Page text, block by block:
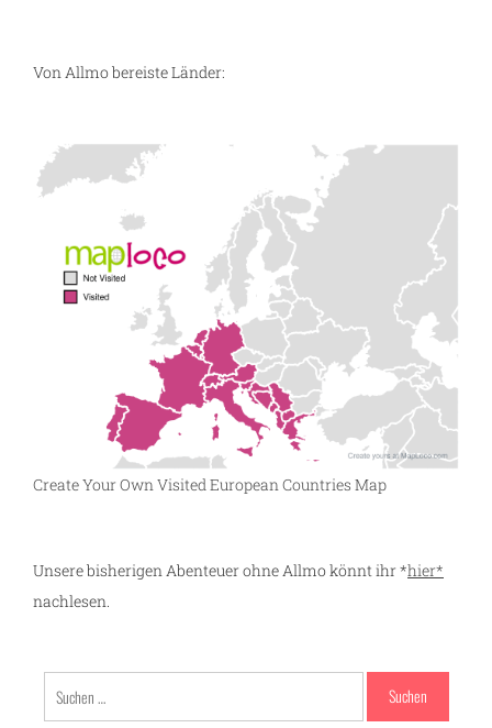
Von Allmo bereiste Länder:
Create Your Own Visited European Countries Map
Unsere bisherigen Abenteuer ohne Allmo könnt ihr *hier*
nachlesen.
Suchen
nach: